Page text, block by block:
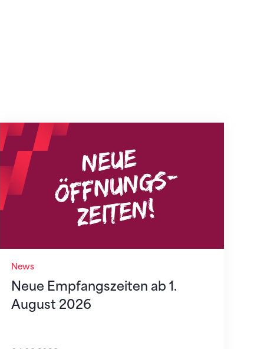
News
Neue Empfangszeiten ab 1.
August 2026
Neue Empfangszeiten ab 1. August 2026